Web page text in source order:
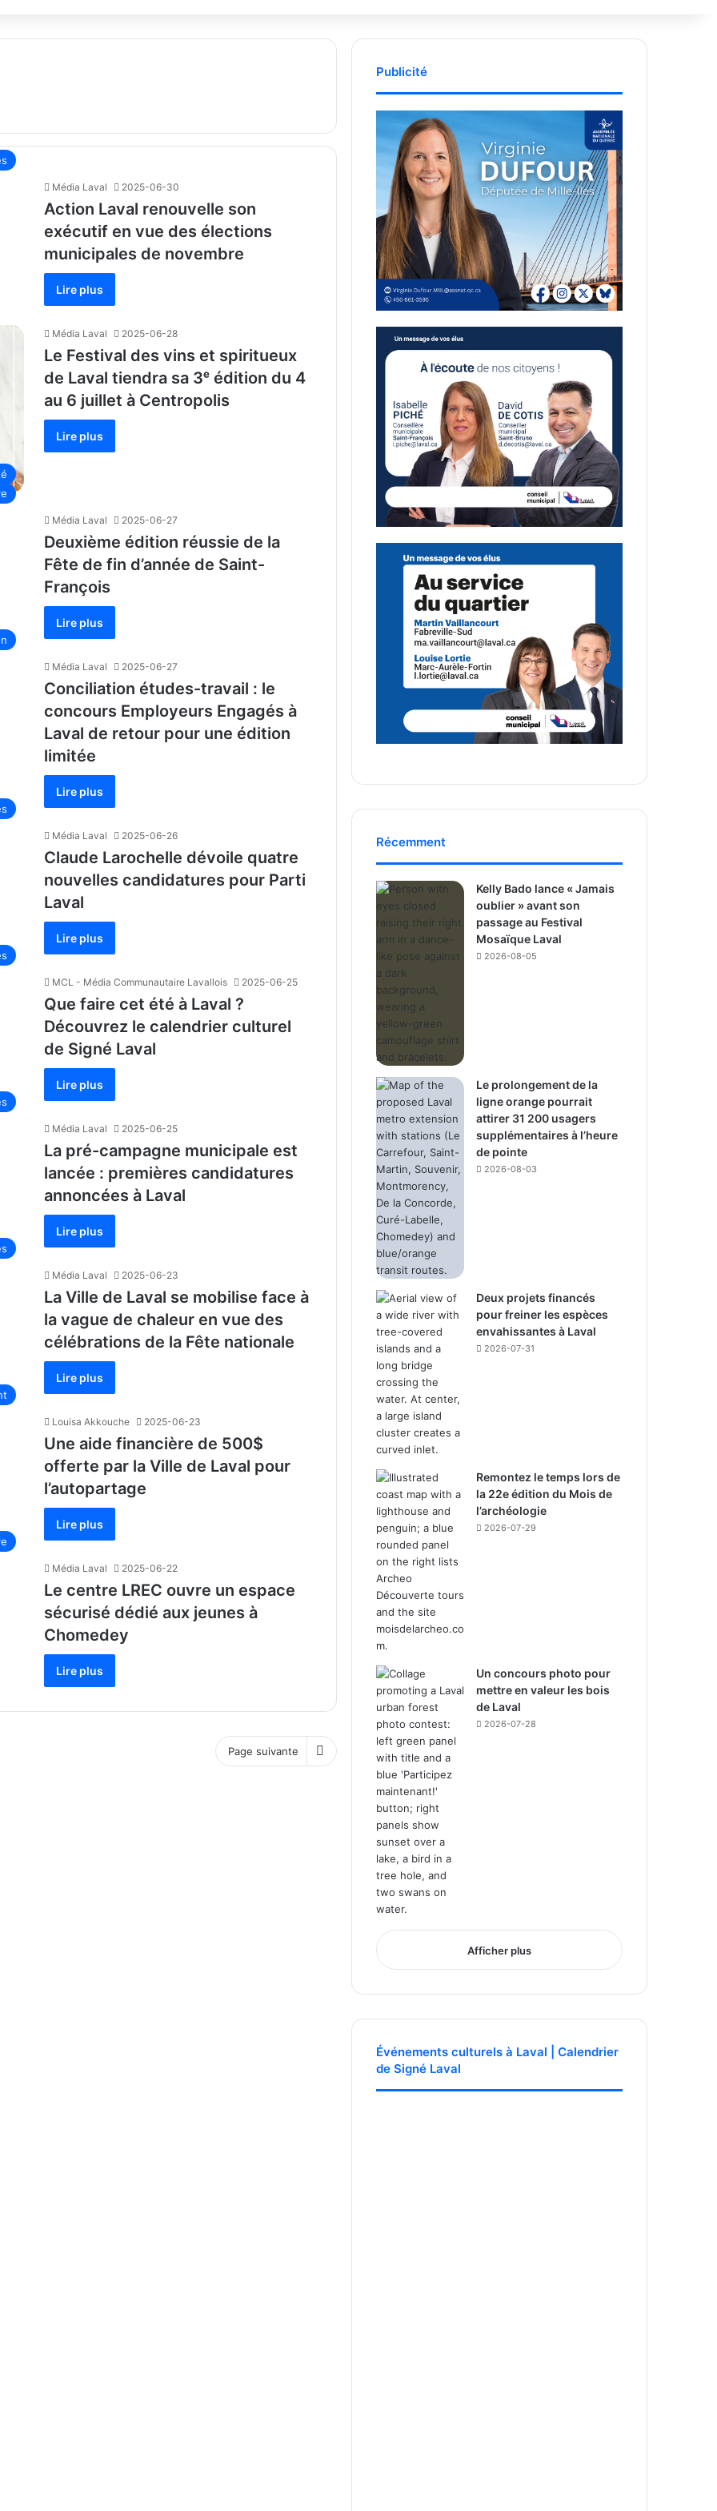
Média Laval 2025-06-30
Action Laval renouvelle son
exécutif en vue des élections
municipales de novembre
Lire plus
Média Laval 2025-06-28
Le Festival des vins et spiritueux
de Laval tiendra sa 3ᵉ édition du 4
au 6 juillet à Centropolis
Lire plus
Média Laval 2025-06-27
Deuxième édition réussie de la
Fête de fin d’année de Saint-
François
Lire plus
Média Laval 2025-06-27
Conciliation études-travail : le
concours Employeurs Engagés à
Laval de retour pour une édition
limitée
Lire plus
Média Laval 2025-06-26
Claude Larochelle dévoile quatre
nouvelles candidatures pour Parti
Laval
Lire plus
MCL - Média Communautaire Lavallois 2025-06-25
Que faire cet été à Laval ?
Découvrez le calendrier culturel
de Signé Laval
Lire plus
Média Laval 2025-06-25
La pré-campagne municipale est
lancée : premières candidatures
annoncées à Laval
Lire plus
Média Laval 2025-06-23
La Ville de Laval se mobilise face à
la vague de chaleur en vue des
célébrations de la Fête nationale
Lire plus
Louisa Akkouche 2025-06-23
Une aide financière de 500$
offerte par la Ville de Laval pour
l’autopartage
Lire plus
Média Laval 2025-06-22
Le centre LREC ouvre un espace
sécurisé dédié aux jeunes à
Chomedey
Lire plus
Page suivante
Publicité
Récemment
Kelly Bado lance « Jamais
oublier » avant son
passage au Festival
Mosaïque Laval
2026-08-05
Le prolongement de la
ligne orange pourrait
attirer 31 200 usagers
supplémentaires à l’heure
de pointe
2026-08-03
Deux projets financés
pour freiner les espèces
envahissantes à Laval
2026-07-31
Remontez le temps lors de
la 22e édition du Mois de
l’archéologie
2026-07-29
Un concours photo pour
mettre en valeur les bois
de Laval
2026-07-28
Afficher plus
Événements culturels à Laval | Calendrier
de Signé Laval